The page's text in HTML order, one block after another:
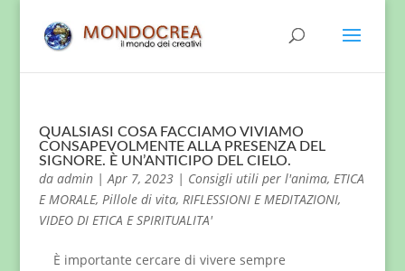
QUALSIASI COSA FACCIAMO VIVIAMO
CONSAPEVOLMENTE ALLA PRESENZA DEL
SIGNORE. È UN’ANTICIPO DEL CIELO.
da admin|Apr 7, 2023| Consigli utili per l'anima, ETICA
E MORALE, Pillole di vita, RIFLESSIONI E MEDITAZIONI,
VIDEO DI ETICA E SPIRITUALITA'
È importante cercare di vivere sempre